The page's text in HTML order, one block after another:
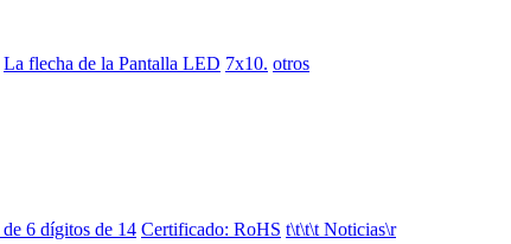
La flecha de la Pantalla LED 7x10. otros
6 dígitos de 14 Certificado: RoHS t\t\t\t Noticias\r